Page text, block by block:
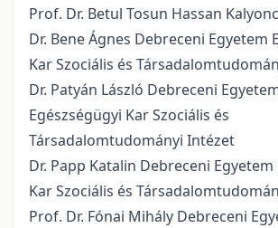
Prof. Dr. Betul Tosun Hassan
Dr. Bene Ágnes Debreceni Egyetem
Kar Szociális és
Dr. Patyán László Debreceni
Egészségügyi Kar Szociális és
Társadalomtudományi Intézet
Dr. Papp Katalin Debreceni
Kar Szociális és
Prof. Dr. Fónai Mihály Debreceni